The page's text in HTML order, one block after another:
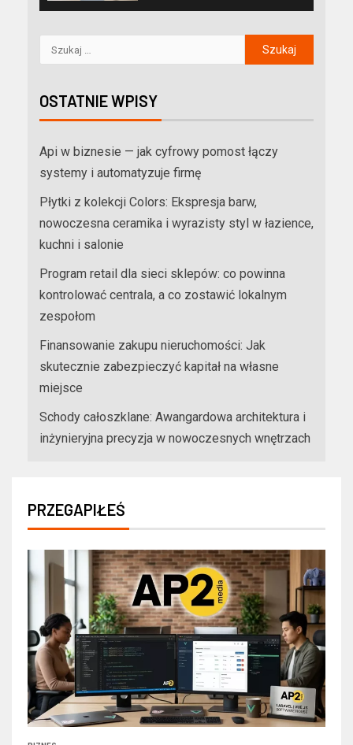
OSTATNIE WPISY
Api w biznesie — jak cyfrowy pomost łączy
systemy i automatyzuje firmę
Płytki z kolekcji Colors: Ekspresja barw,
nowoczesna ceramika i wyrazisty styl w łazience,
kuchni i salonie
Program retail dla sieci sklepów: co powinna
kontrolować centrala, a co zostawić lokalnym
zespołom
Finansowanie zakupu nieruchomości: Jak
skutecznie zabezpieczyć kapitał na własne
miejsce
Schody całoszklane: Awangardowa architektura i
inżynieryjna precyzja w nowoczesnych wnętrzach
PRZEGAPIŁEŚ